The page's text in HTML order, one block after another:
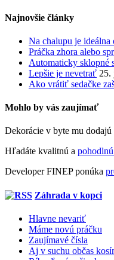
Najnovšie články
Na chalupu je
Práčka zhora alebo
Automaticky sklopné
Lepšie je nevetrať 25.
Ako vrátiť sedačke
Mohlo by vás zaujímať
Dekorácie v byte mu dodajú
Hľadáte kvalitnú a
Developer FINEP ponúka
Záhrada v kopci
Hlavne nevariť
Máme novú práčku
Zaujímavé čísla
Aj v suchu občas